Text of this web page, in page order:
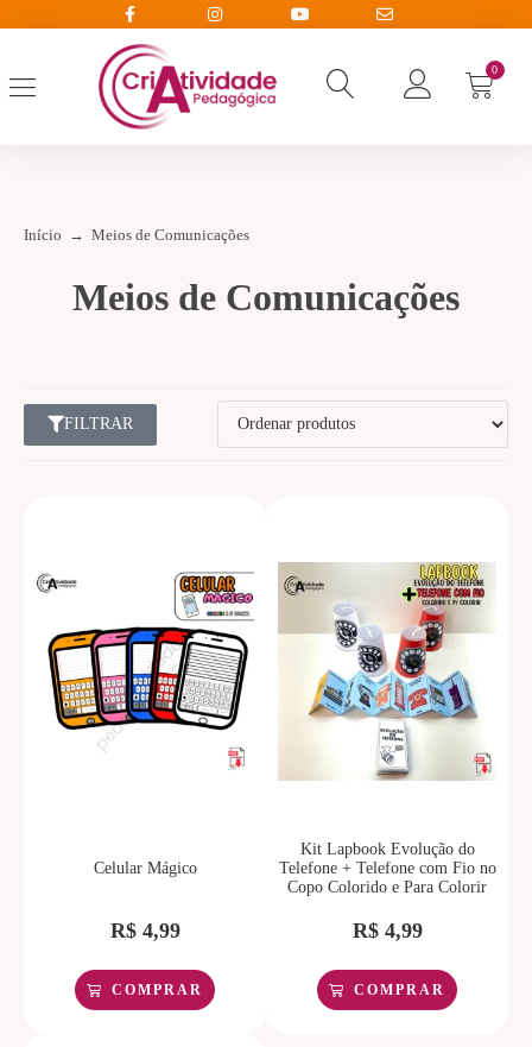
0
Início → Meios de Comunicações
Meios de Comunicações
FILTRAR
Celular Mágico
R$4,99
COMPRAR
Kit Lapbook Evolução do
Telefone + Telefone com Fio no
Copo Colorido e Para Colorir
R$4,99
COMPRAR